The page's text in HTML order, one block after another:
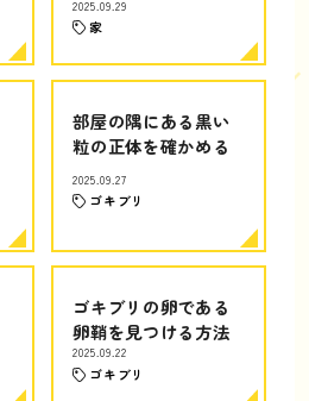
2025.09.29
家
部屋の隅にある黒い
粒の正体を確かめる
2025.09.27
ゴキブリ
ゴキブリの卵である
卵鞘を見つける方法
2025.09.22
ゴキブリ